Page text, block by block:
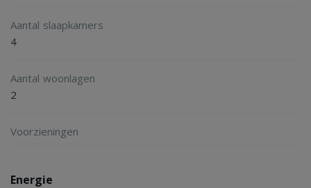
Aantal slaapkamers
4
Aantal woonlagen
2
Voorzieningen
Energie